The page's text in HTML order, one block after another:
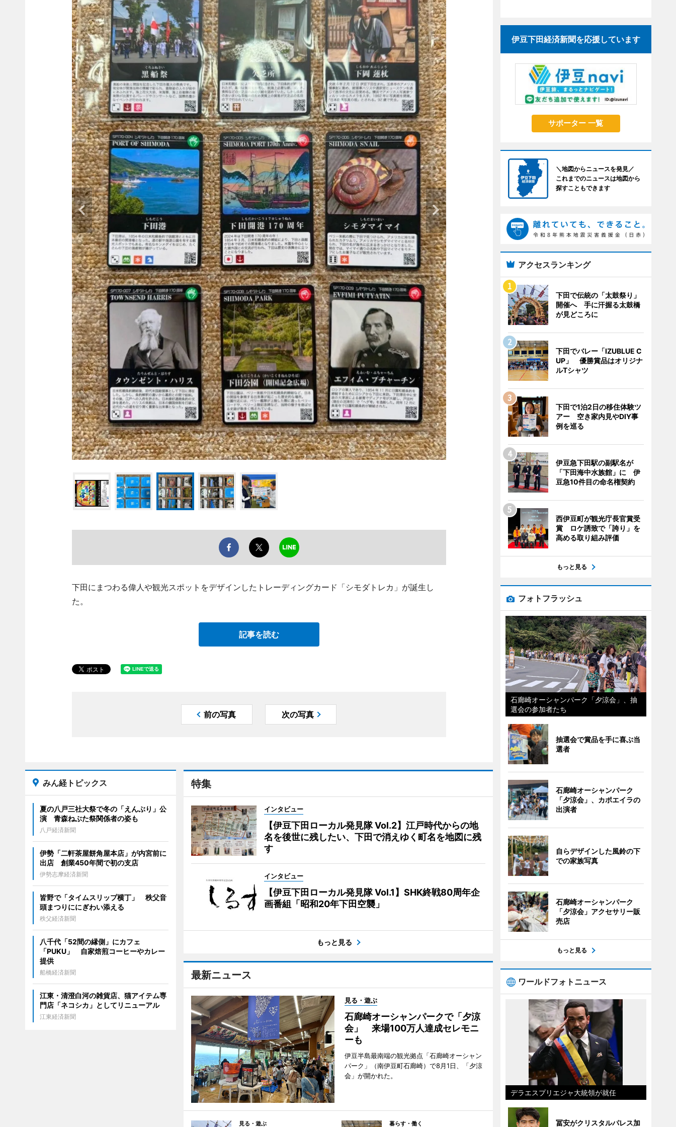
下田にまつわる偉人や観光スポットをデザインしたトレーディングカード「シモダトレカ」が誕生し
た。
記事を読む
前の写真 次の写真
特集
インタビュー
【伊豆下田ローカル発見隊 Vol.2】江戸時代からの地
名を後世に残したい、下田で消えゆく町名を地図に残
す
インタビュー
【伊豆下田ローカル発見隊 Vol.1】SHK終戦80周年企
画番組「昭和20年下田空襲」
もっと見る
最新ニュース
見る・遊ぶ
石廊崎オーシャンパークで「夕涼
会」 来場100万人達成セレモニ
ーも
伊豆半島最南端の観光拠点「石廊崎オーシャン
パーク」（南伊豆町石廊崎）で8月1日、「夕涼
会」が開かれた。
見る・遊ぶ 暮らす・働く
みん経トピックス
夏の八戸三社大祭で冬の「えんぶり」公
演 青森ねぶた祭関係者の姿も
八戸経済新聞
伊勢「二軒茶屋餅角屋本店」が内宮前に
出店 創業450年間で初の支店
伊勢志摩経済新聞
皆野で「タイムスリップ横丁」 秩父音
頭まつりににぎわい添える
秩父経済新聞
八千代「52間の縁側」にカフェ
「PUKU」 自家焙煎コーヒーやカレー
提供
船橋経済新聞
江東・清澄白河の雑貨店、猫アイテム専
門店「ネコシカ」としてリニューアル
江東経済新聞
伊豆下田経済新聞を応援しています
サポーター 一覧
＼地図からニュースを発見／
これまでのニュースは地図から
探すこともできます
アクセスランキング
下田で伝統の「太鼓祭り」
開催へ 手に汗握る太鼓橋
が見どころに
下田でバレー「IZUBLUE C
UP」 優勝賞品はオリジナ
ルTシャツ
下田で1泊2日の移住体験ツ
アー 空き家内見やDIY事
例を巡る
伊豆急下田駅の副駅名が
「下田海中水族館」に 伊
豆急10件目の命名権契約
西伊豆町が観光庁長官賞受
賞 ロケ誘致で「誇り」を
高める取り組み評価
もっと見る
フォトフラッシュ
石廊崎オーシャンパーク「夕涼会」、抽
選会の参加者たち
抽選会で賞品を手に喜ぶ当
選者
石廊崎オーシャンパーク
「夕涼会」、カポエイラの
出演者
自らデザインした風鈴の下
での家族写真
石廊崎オーシャンパーク
「夕涼会」アクセサリー販
売店
もっと見る
ワールドフォトニュース
デラエスプリエジャ大統領が就任
冨安がクリスタルパレス加